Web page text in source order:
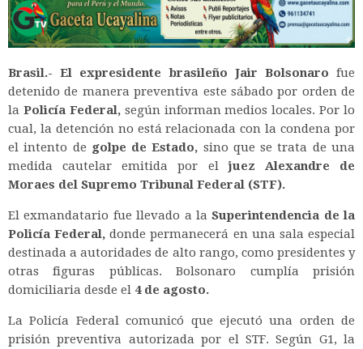
Brasil.- El expresidente brasileño Jair Bolsonaro fue
detenido de manera preventiva este sábado por orden de
la Policía Federal,según informan medios locales. Por lo
cual, la detención no está relacionada con la condena por
el intento de golpe de Estado, sino que se trata de una
medida cautelar emitida por eljuez Alexandre de
Moraes del Supremo Tribunal Federal (STF).
El exmandatario fue llevado a la Superintendencia de la
Policía Federal, donde permanecerá en una sala especial
destinada a autoridades de alto rango, como presidentes y
otras figuras públicas. Bolsonaro cumplía prisión
domiciliaria desde el 4 de agosto.
La Policía Federal comunicó que ejecutó una orden de
prisión preventiva autorizada por el STF. Según G1, la